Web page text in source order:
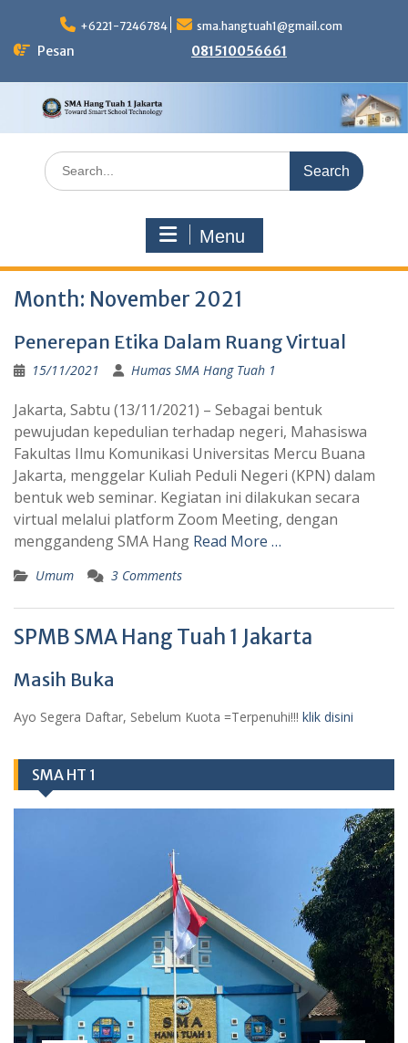
content
+6221-7246784 sma.hangtuah1@gmail.com
Pesan 081510056661
Search
for:
Menu
Month: November 2021
Penerepan Etika Dalam Ruang Virtual
15/11/2021 Humas SMA Hang Tuah 1
Jakarta, Sabtu (13/11/2021) – Sebagai bentuk
pewujudan kepedulian terhadap negeri, Mahasiswa
Fakultas Ilmu Komunikasi Universitas Mercu Buana
Jakarta, menggelar Kuliah Peduli Negeri (KPN) dalam
bentuk web seminar. Kegiatan ini dilakukan secara
virtual melalui platform Zoom Meeting, dengan
menggandeng SMA Hang Read More …
Umum 3 Comments
SPMB SMA Hang Tuah 1 Jakarta
Masih Buka
Ayo Segera Daftar, Sebelum Kuota =Terpenuhi!!! klik disini
SMA HT 1